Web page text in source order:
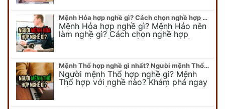
Mệnh Hỏa hợp nghề gì? Cách chọn nghề hợp mệnh Hỏa hút nhiều tài lộc
Mệnh Hỏa hợp nghề gì? Mệnh Hảo nên
làm nghề gì? Cách chọn nghề hợp
mệnh Hỏa để hút nhiều tài lộc. Giúp
Mệnh Thổ hợp nghề gì nhất? Người mệnh Thổ kỵ nghề gì?
Người mệnh Thổ hợp nghề gì? Mệnh
Thổ hợp với nghề nào? Khám phá ngay
để chọn nghề hợp mệnh Thổ. Cũng như